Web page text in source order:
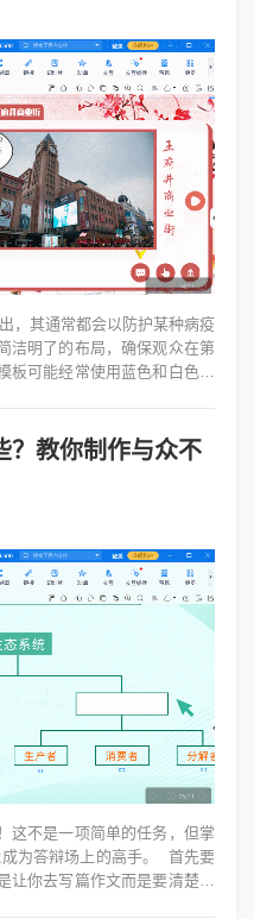
，其通常都会以防护某种病疫
洁明了的布局，确保观众在第
可能经常使用蓝色和白色，
？教你制作与众不
这不是一项简单的任务，但掌
为答辩场上的高手。 首先要
让你去写篇作文而是要清楚地